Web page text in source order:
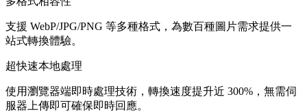
支援 WebP/JPG/PNG 等多種格式，為數百種圖片需求提供一
站式轉換體驗。
超快速本地處理
使用瀏覽器端即時處理技術，轉換速度提升近 300%，無需伺
服器上傳即可確保即時回應。